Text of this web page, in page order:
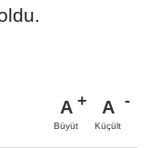
A
Büyüt
A
Küçült